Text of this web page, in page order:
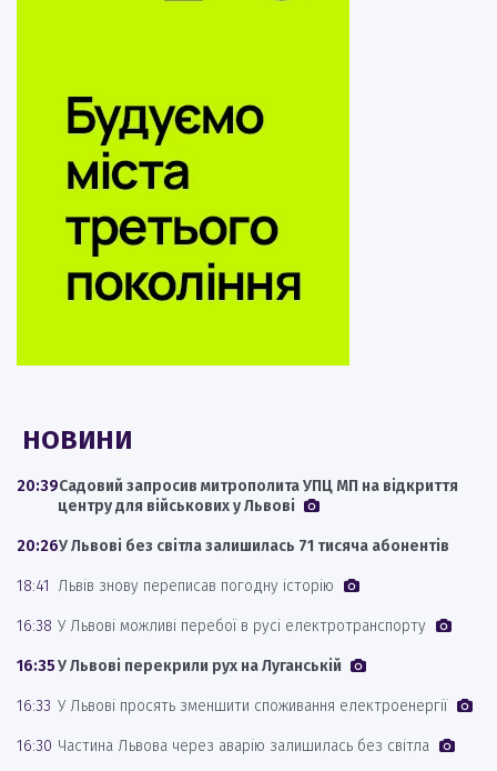
НОВИНИ
20:39Садовий запросив митрополита УПЦ МП на відкриття
центру для військових у Львові
20:26У Львові без світла залишилась 71 тисяча абонентів
18:41 Львів знову переписав погодну історію
16:38 У Львові можливі перебої в русі електротранспорту
16:35У Львові перекрили рух на Луганській
16:33 У Львові просять зменшити споживання електроенергії
16:30 Частина Львова через аварію залишилась без світла